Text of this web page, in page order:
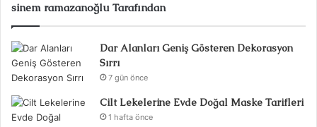
sinem ramazanoğlu Tarafından
Dar Alanları Geniş Gösteren Dekorasyon
Sırrı
7 gün önce
Cilt Lekelerine Evde Doğal Maske Tarifleri
1 hafta önce